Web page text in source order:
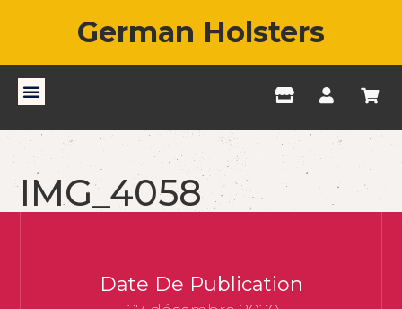
German Holsters
IMG_4058
Date De Publication